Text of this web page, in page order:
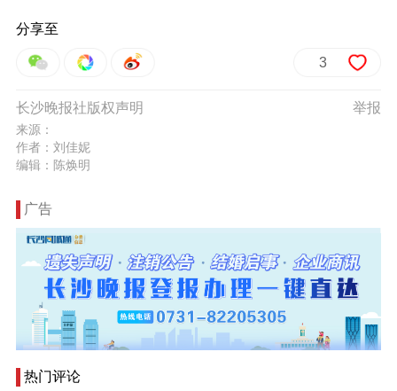
分享至
3
举报
长沙晚报社版权声明
来源：
作者：刘佳妮
编辑：陈焕明
广告
热门评论